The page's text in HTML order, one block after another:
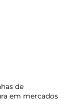
de
em mercados